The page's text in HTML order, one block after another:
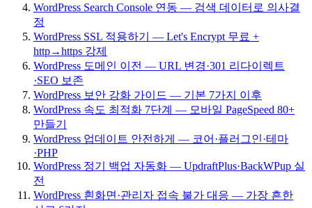
WordPress Search Console 연동 — 검색 데이터로 의사결
정
WordPress SSL 적용하기 — Let's Encrypt 무료 +
http→https 강제
WordPress 도메인 이전 — URL 변경·301 리다이렉트
·SEO 보존
WordPress 보안 강화 가이드 — 기본 7가지 이후
WordPress 속도 최적화 7단계 — 모바일 PageSpeed 80+
만들기
WordPress 업데이트 안전하게 — 코어·플러그인·테마
·PHP
WordPress 정기 백업 자동화 — UpdraftPlus·BackWPup 실
전
WordPress 흰화면·관리자 접속 불가 대응 — 가장 흔한